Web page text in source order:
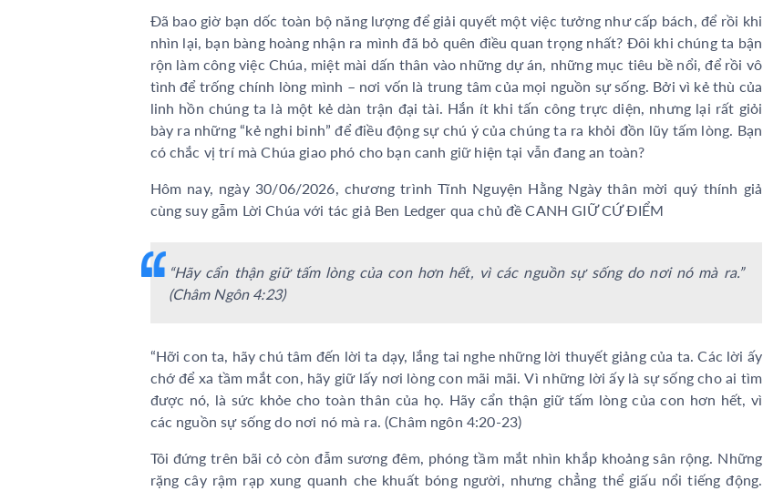
Đã bao giờ bạn dốc toàn bộ năng lượng để giải quyết một việc tưởng như cấp bách, để rồi khi
nhìn lại, bạn bàng hoàng nhận ra mình đã bỏ quên điều quan trọng nhất? Đôi khi chúng ta bận
rộn làm công việc Chúa, miệt mài dấn thân vào những dự án, những mục tiêu bề nổi, để rồi vô
tình để trống chính lòng mình – nơi vốn là trung tâm của mọi nguồn sự sống. Bởi vì kẻ thù của
linh hồn chúng ta là một kẻ dàn trận đại tài. Hắn ít khi tấn công trực diện, nhưng lại rất giỏi
bày ra những “kẻ nghi binh” để điều động sự chú ý của chúng ta ra khỏi đồn lũy tấm lòng. Bạn
có chắc vị trí mà Chúa giao phó cho bạn canh giữ hiện tại vẫn đang an toàn?
Hôm nay, ngày 30/06/2026, chương trình Tĩnh Nguyện Hằng Ngày thân mời quý thính giả
cùng suy gẫm Lời Chúa với tác giả Ben Ledger qua chủ đề CANH GIỮ CỨ ĐIỂM
“Hãy cẩn thận giữ tấm lòng của con hơn hết, vì các nguồn sự sống do nơi nó mà ra.”
(Châm Ngôn 4:23)
“Hỡi con ta, hãy chú tâm đến lời ta dạy, lắng tai nghe những lời thuyết giảng của ta. Các lời ấy
chớ để xa tầm mắt con, hãy giữ lấy nơi lòng con mãi mãi. Vì những lời ấy là sự sống cho ai tìm
được nó, là sức khỏe cho toàn thân của họ. Hãy cẩn thận giữ tấm lòng của con hơn hết, vì
các nguồn sự sống do nơi nó mà ra. (Châm ngôn 4:20-23)
Tôi đứng trên bãi cỏ còn đẫm sương đêm, phóng tầm mắt nhìn khắp khoảng sân rộng. Những
rặng cây rậm rạp xung quanh che khuất bóng người, nhưng chẳng thể giấu nổi tiếng động.